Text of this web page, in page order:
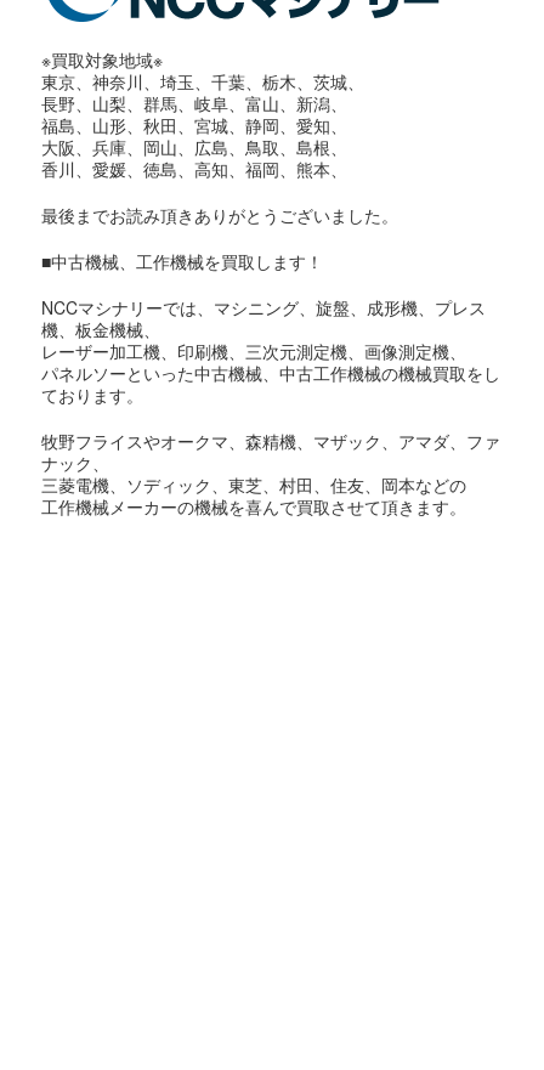
※買取対象地域※
東京、神奈川、埼玉、千葉、栃木、茨城、
長野、山梨、群馬、岐阜、富山、新潟、
福島、山形、秋田、宮城、静岡、愛知、
大阪、兵庫、岡山、広島、鳥取、島根、
香川、愛媛、徳島、高知、福岡、熊本、
最後までお読み頂きありがとうございました。
■中古機械、工作機械を買取します！
NCCマシナリーでは、マシニング、旋盤、成形機、プレス
機、板金機械、
レーザー加工機、印刷機、三次元測定機、画像測定機、
パネルソーといった中古機械、中古工作機械の機械買取をし
ております。
牧野フライスやオークマ、森精機、マザック、アマダ、ファ
ナック、
三菱電機、ソディック、東芝、村田、住友、岡本などの
工作機械メーカーの機械を喜んで買取させて頂きます。